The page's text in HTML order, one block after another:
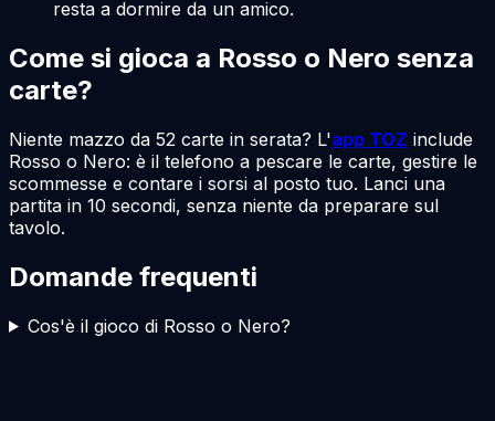
resta a dormire da un amico.
Come si gioca a Rosso o Nero senza
carte?
Niente mazzo da 52 carte in serata? L'app TOZ include
Rosso o Nero: è il telefono a pescare le carte, gestire le
scommesse e contare i sorsi al posto tuo. Lanci una
partita in 10 secondi, senza niente da preparare sul
tavolo.
Domande frequenti
Cos'è il gioco di Rosso o Nero?